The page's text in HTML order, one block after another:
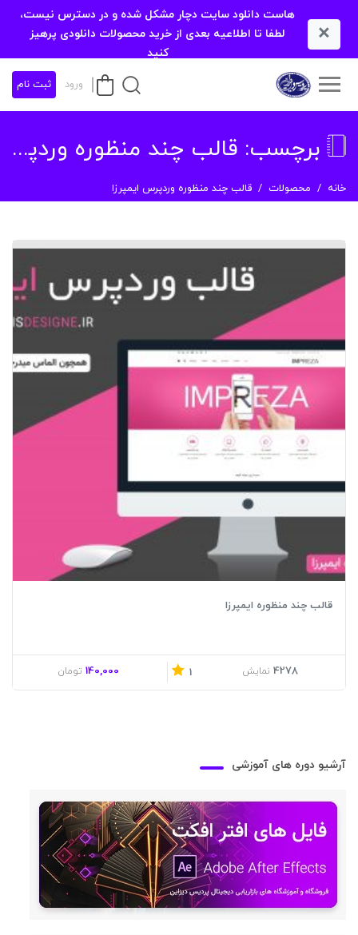
×
هاست دانلود سایت دچار مشکل شده و در دسترس نیست،
لطفا تا اطلاعیه بعدی از خرید محصولات دانلودی پرهیز
کنید
ورود ثبت نام
برچسب: قالب چند منظوره وردپرس ایمپرزا
خانه محصولات قالب چند منظوره وردپرس ایمپرزا
قالب چند منظوره ایمپرزا
4278 نمایش 1
140,000 تومان
آرشیو دوره های آموزشی